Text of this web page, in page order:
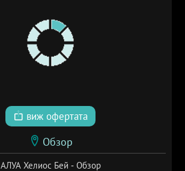
виж офертата
Обзор
АЛУА Хелиос Бей - Обзор